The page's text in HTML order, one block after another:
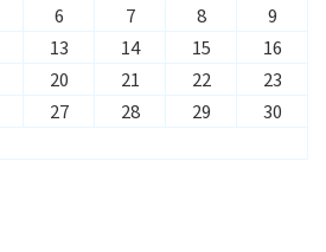
6 7 8
9
13 14 15
16
20 21 22
23
27 28 29
30